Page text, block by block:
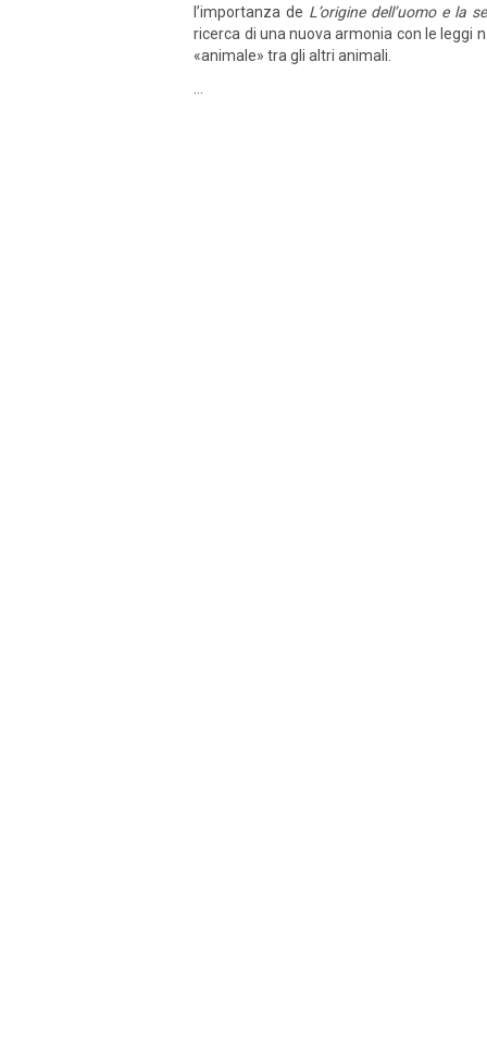
l’importanza de L’origine dell’uomo e la
ricerca di una nuova armonia con le leggi
«animale» tra gli altri animali.